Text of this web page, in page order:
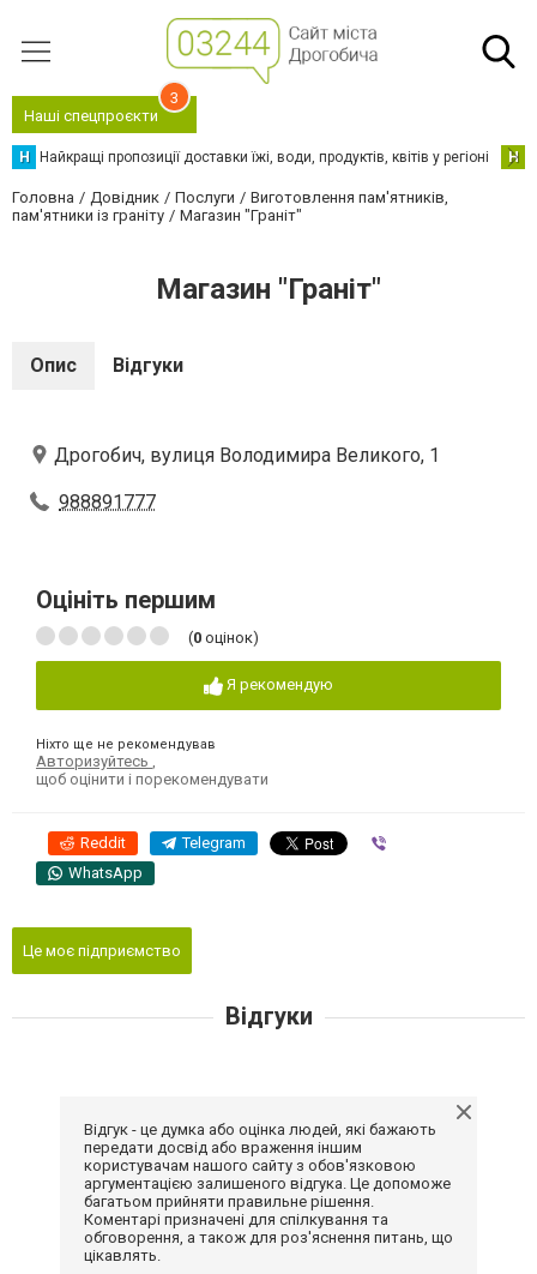
Наші спецпроєкти
3
Н Найкращі пропозиції доставки їжі, води, продуктів, квітів у регіоні Н
Головна Довідник Послуги
Виготовлення пам'ятників,
пам'ятники із граніту
Магазин "Граніт"
Магазин "Граніт"
Опис Відгуки
Дрогобич, вулиця Володимира Великого, 1
988891777
Оцініть першим
(0 оцінок)
Я рекомендую
Ніхто ще не рекомендував
Авторизуйтесь
щоб оцінити і порекомендувати
Reddit Telegram
WhatsApp
Це моє підприємство
Відгуки
Відгук - це думка або оцінка людей, які бажають
передати досвід або враження іншим
користувачам нашого сайту з обов'язковою
аргументацією залишеного відгука. Це допоможе
багатьом прийняти правильне рішення.
Коментарі призначені для спілкування та
обговорення, а також для роз'яснення питань, що
цікавлять.